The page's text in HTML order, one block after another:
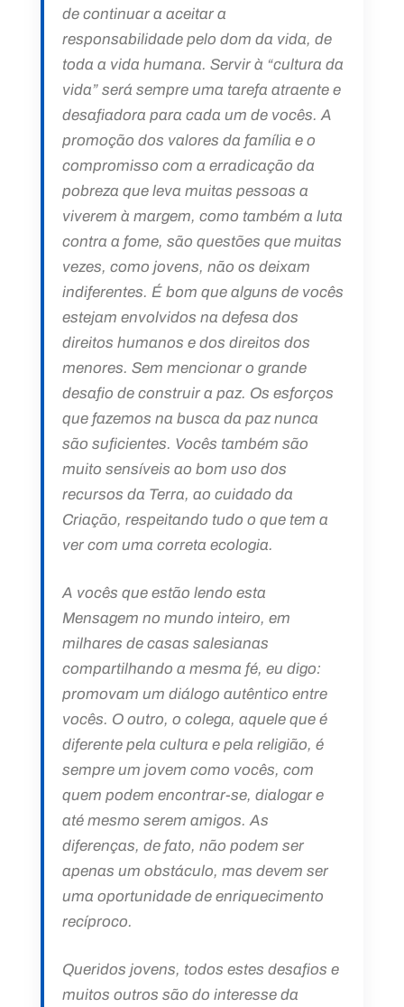
de continuar a aceitar a
responsabilidade pelo dom da vida, de
toda a vida humana. Servir à “cultura da
vida” será sempre uma tarefa atraente e
desafiadora para cada um de vocês. A
promoção dos valores da família e o
compromisso com a erradicação da
pobreza que leva muitas pessoas a
viverem à margem, como também a luta
contra a fome, são questões que muitas
vezes, como jovens, não os deixam
indiferentes. É bom que alguns de vocês
estejam envolvidos na defesa dos
direitos humanos e dos direitos dos
menores. Sem mencionar o grande
desafio de construir a paz. Os esforços
que fazemos na busca da paz nunca
são suficientes. Vocês também são
muito sensíveis ao bom uso dos
recursos da Terra, ao cuidado da
Criação, respeitando tudo o que tem a
ver com uma correta ecologia.
A vocês que estão lendo esta
Mensagem no mundo inteiro, em
milhares de casas salesianas
compartilhando a mesma fé, eu digo:
promovam um diálogo autêntico entre
vocês. O outro, o colega, aquele que é
diferente pela cultura e pela religião, é
sempre um jovem como vocês, com
quem podem encontrar-se, dialogar e
até mesmo serem amigos. As
diferenças, de fato, não podem ser
apenas um obstáculo, mas devem ser
uma oportunidade de enriquecimento
recíproco.
Queridos jovens, todos estes desafios e
muitos outros são do interesse da